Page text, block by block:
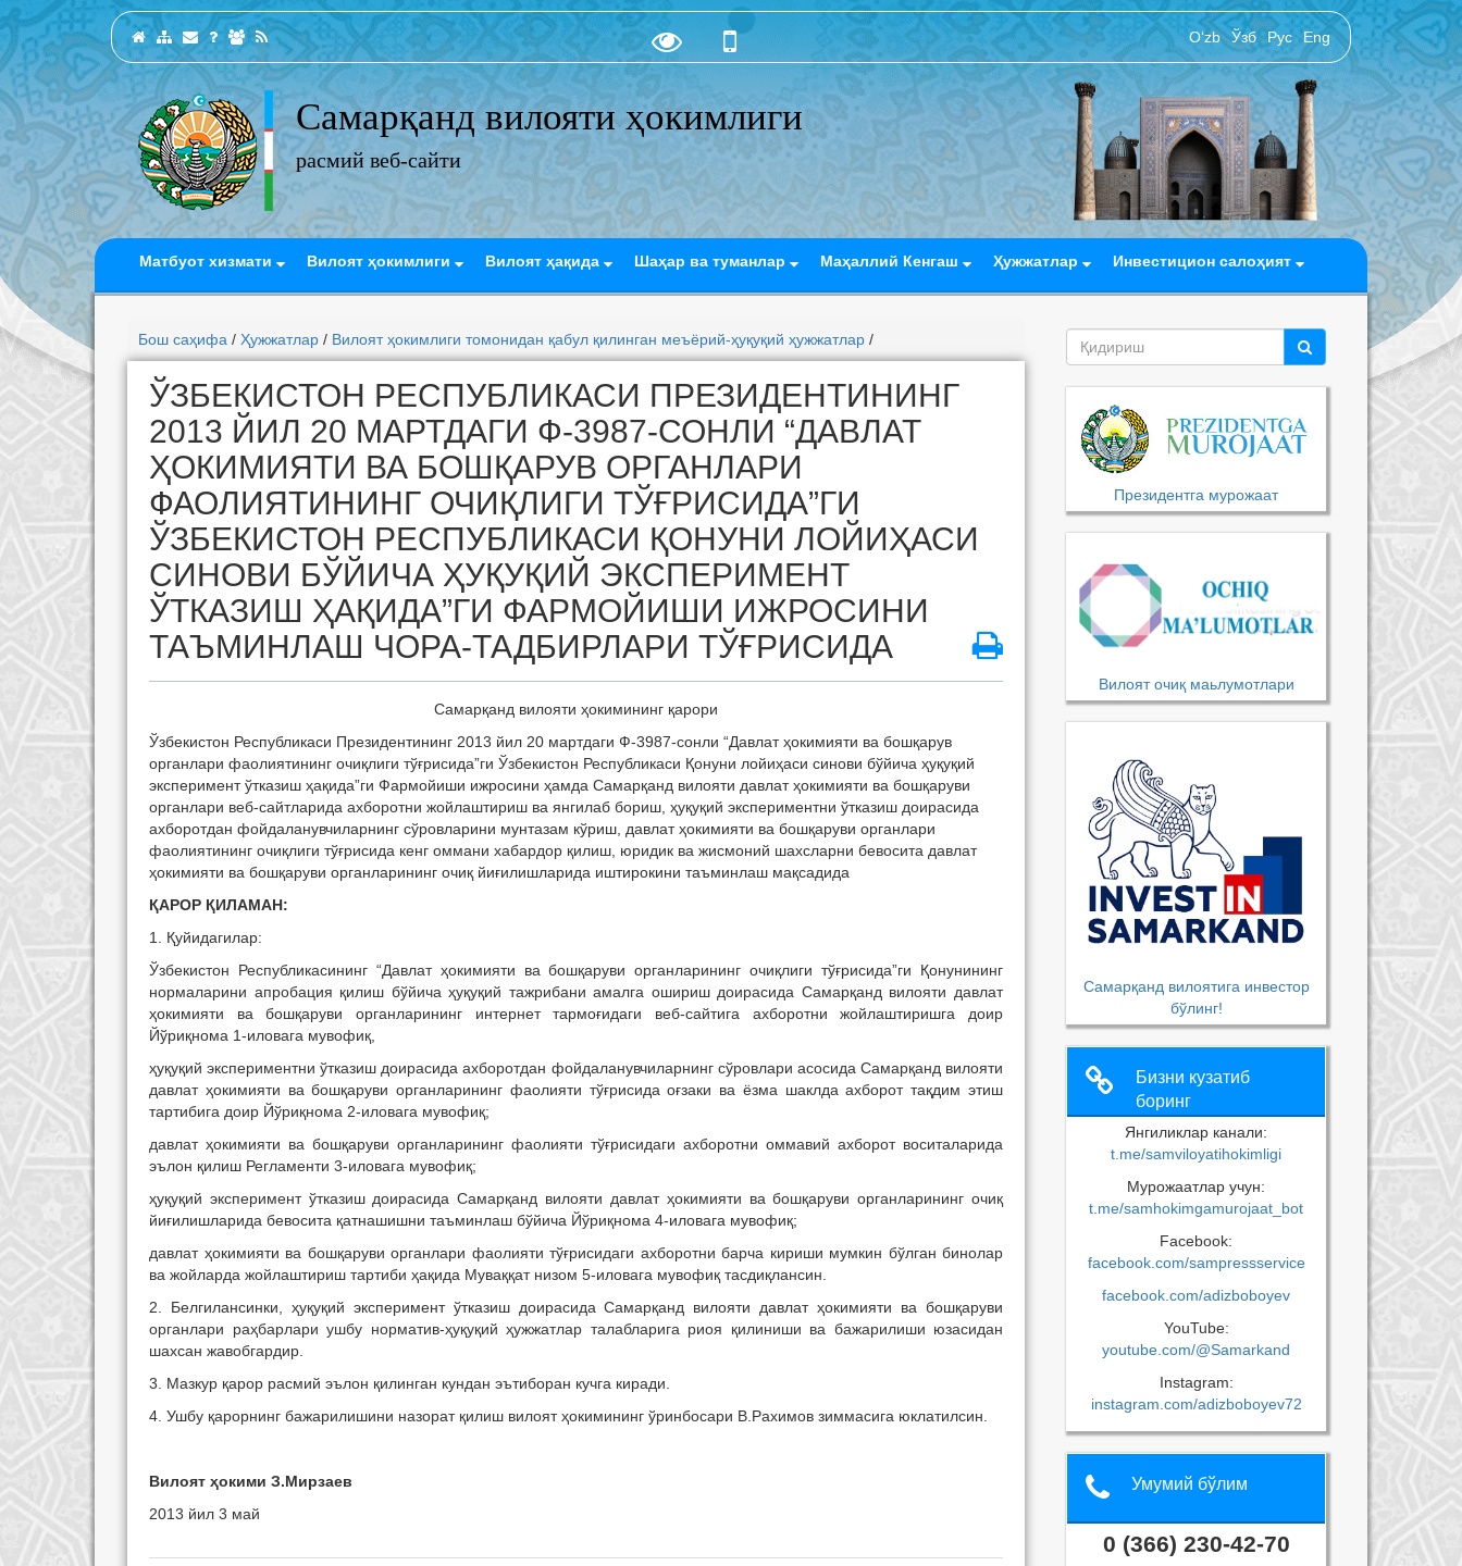
O‘zb Ўзб Рус Eng
Самарқанд вилояти ҳокимлиги
расмий веб-сайти
Матбуот хизмати Вилоят ҳокимлиги Вилоят ҳақида Шаҳар ва туманлар Маҳаллий Кенгаш Ҳужжатлар Инвестицион салоҳият
Бош саҳифа / Ҳужжатлар / Вилоят ҳокимлиги томонидан қабул қилинган меъёрий-ҳуқуқий ҳужжатлар /
ЎЗБЕКИСТОН РЕСПУБЛИКАСИ ПРЕЗИДЕНТИНИНГ
2013 ЙИЛ 20 МАРТДАГИ Ф-3987-СОНЛИ “ДАВЛАТ
ҲОКИМИЯТИ ВА БОШҚАРУВ ОРГАНЛАРИ
ФАОЛИЯТИНИНГ ОЧИҚЛИГИ ТЎҒРИСИДА”ГИ
ЎЗБЕКИСТОН РЕСПУБЛИКАСИ ҚОНУНИ ЛОЙИҲАСИ
СИНОВИ БЎЙИЧА ҲУҚУҚИЙ ЭКСПЕРИМЕНТ
ЎТКАЗИШ ҲАҚИДА”ГИ ФАРМОЙИШИ ИЖРОСИНИ
ТАЪМИНЛАШ ЧОРА-ТАДБИРЛАРИ ТЎҒРИСИДА
Самарқанд вилояти ҳокимининг қарори
Ўзбекистон Республикаси Президентининг 2013 йил 20 мартдаги Ф-3987-сонли “Давлат ҳокимияти ва бошқарув
органлари фаолиятининг очиқлиги тўғрисида”ги Ўзбекистон Республикаси Қонуни лойиҳаси синови бўйича ҳуқуқий
эксперимент ўтказиш ҳақида”ги Фармойиши ижросини ҳамда Самарқанд вилояти давлат ҳокимияти ва бошқаруви
органлари веб-сайтларида ахборотни жойлаштириш ва янгилаб бориш, ҳуқуқий экспериментни ўтказиш доирасида
ахборотдан фойдаланувчиларнинг сўровларини мунтазам кўриш, давлат ҳокимияти ва бошқаруви органлари
фаолиятининг очиқлиги тўғрисида кенг оммани хабардор қилиш, юридик ва жисмоний шахсларни бевосита давлат
ҳокимияти ва бошқаруви органларининг очиқ йиғилишларида иштирокини таъминлаш мақсадида
ҚАРОР ҚИЛАМАН:
1. Қуйидагилар:
Ўзбекистон Республикасининг “Давлат ҳокимияти ва бошқаруви органларининг очиқлиги тўғрисида”ги Қонунининг
нормаларини апробация қилиш бўйича ҳуқуқий тажрибани амалга ошириш доирасида Самарқанд вилояти давлат
ҳокимияти ва бошқаруви органларининг интернет тармоғидаги веб-сайтига ахборотни жойлаштиришга доир
Йўриқнома 1-иловага мувофиқ,
ҳуқуқий экспериментни ўтказиш доирасида ахборотдан фойдаланувчиларнинг сўровлари асосида Самарқанд вилояти
давлат ҳокимияти ва бошқаруви органларининг фаолияти тўғрисида оғзаки ва ёзма шаклда ахборот тақдим этиш
тартибига доир Йўриқнома 2-иловага мувофиқ;
давлат ҳокимияти ва бошқаруви органларининг фаолияти тўғрисидаги ахборотни оммавий ахборот воситаларида
эълон қилиш Регламенти 3-иловага мувофиқ;
ҳуқуқий эксперимент ўтказиш доирасида Самарқанд вилояти давлат ҳокимияти ва бошқаруви органларининг очиқ
йиғилишларида бевосита қатнашишни таъминлаш бўйича Йўриқнома 4-иловага мувофиқ;
давлат ҳокимияти ва бошқаруви органлари фаолияти тўғрисидаги ахборотни барча кириши мумкин бўлган бинолар
ва жойларда жойлаштириш тартиби ҳақида Муваққат низом 5-иловага мувофиқ тасдиқлансин.
2. Белгилансинки, ҳуқуқий эксперимент ўтказиш доирасида Самарқанд вилояти давлат ҳокимияти ва бошқаруви
органлари раҳбарлари ушбу норматив-ҳуқуқий ҳужжатлар талабларига риоя қилиниши ва бажарилиши юзасидан
шахсан жавобгардир.
3. Мазкур қарор расмий эълон қилинган кундан эътиборан кучга киради.
4. Ушбу қарорнинг бажарилишини назорат қилиш вилоят ҳокимининг ўринбосари В.Рахимов зиммасига юклатилсин.
Вилоят ҳокими З.Мирзаев
2013 йил 3 май
Президентга мурожаат
Вилоят очиқ маьлумотлари
Самарқанд вилоятига инвестор
бўлинг!
Бизни кузатиб
боринг
Янгиликлар канали:
t.me/samviloyatihokimligi
Мурожаатлар учун:
t.me/samhokimgamurojaat_bot
Facebook:
facebook.com/sampressservice
facebook.com/adizboboyev
YouTube:
youtube.com/@Samarkand
Instagram:
instagram.com/adizboboyev72
Умумий бўлим
0 (366) 230-42-70